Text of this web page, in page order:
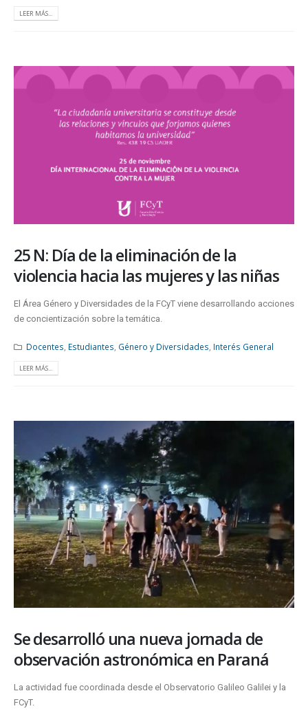
LEER MÁS...
25 N: Día de la eliminación de la
violencia hacia las mujeres y las niñas
El Área Género y Diversidades de la FCyT viene desarrollando acciones
de concientización sobre la temática.
Docentes Estudiantes Género y Diversidades Interés General
LEER MÁS...
Se desarrolló una nueva jornada de
observación astronómica en Paraná
La actividad fue coordinada desde el Observatorio Galileo Galilei y la
FCyT.